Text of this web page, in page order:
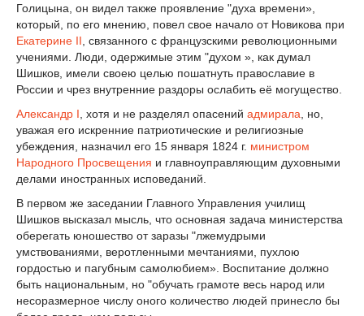
Голицына, он видел также проявление "духа времени»,
который, по его мнению, повел свое начало от Новикова при
Екатерине II, связанного с французскими революционными
учениями. Люди, одержимые этим "духом », как думал
Шишков, имели своею целью пошатнуть православие в
России и чрез внутренние раздоры ослабить её могущество.
Александр I , хотя и не разделял опасений адмирала , но,
уважая его искренние патриотические и религиозные
убеждения, назначил его 15 января 1824 г. министром
Народного Просвещения и главноуправляющим духовными
делами иностранных исповеданий.
В первом же заседании Главного Управления училищ
Шишков высказал мысль, что основная задача министерства
оберегать юношество от заразы "лжемудрыми
умствованиями, веротленными мечтаниями, пухлою
гордостью и пагубным самолюбием». Воспитание должно
быть национальным, но "обучать грамоте весь народ или
несоразмерное числу оного количество людей принесло бы